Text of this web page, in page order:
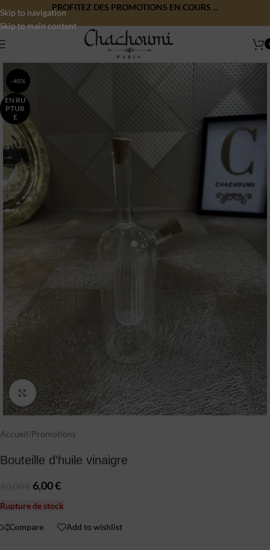
Skip to navigation
Skip to main content
PROFITEZ DES PROMOTIONS EN COURS ...
-40%
EN RU
PTUR
E
Click to enlarge
Accueil/Promotions
Bouteille d’huile vinaigre
6,00€
Rupture de stock
Compare Add to wishlist